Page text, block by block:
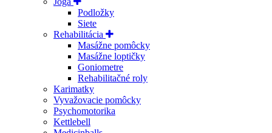
Podložky
Siete
Rehabilitácia
Masážne pomôcky
Masážne loptičky
Goniometre
Rehabilitačné roly
Karimatky
Vyvažovacie pomôcky
Psychomotorika
Kettlebell